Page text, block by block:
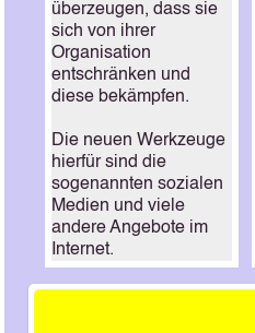
überzeugen, dass sie
sich von ihrer
Organisation
entschränken und
diese bekämpfen.
Die neuen Werkzeuge
hierfür sind die
sogenannten sozialen
Medien und viele
andere Angebote im
Internet.